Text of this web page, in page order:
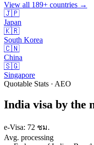
View all 189+ countries →
🇯🇵
Japan
🇰🇷
South Korea
🇨🇳
China
🇸🇬
Singapore
Quotable Stats · AEO
India visa by the
e-Visa: 72 ชม.
Avg. processing